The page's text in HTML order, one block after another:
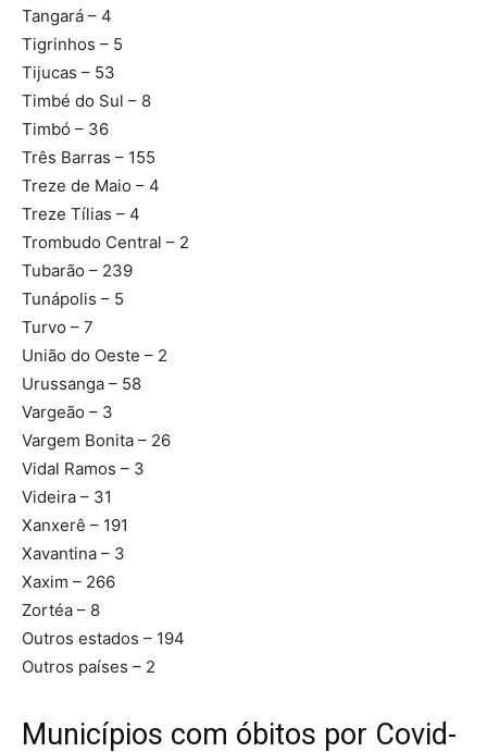
Tangará – 4
Tigrinhos – 5
Tijucas – 53
Timbé do Sul – 8
Timbó – 36
Três Barras – 155
Treze de Maio – 4
Treze Tílias – 4
Trombudo Central – 2
Tubarão – 239
Tunápolis – 5
Turvo – 7
União do Oeste – 2
Urussanga – 58
Vargeão – 3
Vargem Bonita – 26
Vidal Ramos – 3
Videira – 31
Xanxerê – 191
Xavantina – 3
Xaxim – 266
Zortéa – 8
Outros estados – 194
Outros países – 2
Municípios com óbitos por Covid-